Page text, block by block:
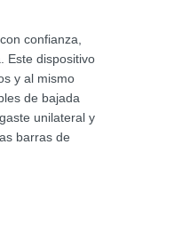
confianza,
Este dispositivo
y al mismo
de bajada
unilateral y
barras de